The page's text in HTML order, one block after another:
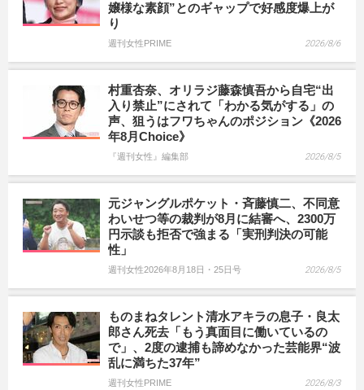
嬢様な素顔”とのギャップで好感度爆上が
り
週刊女性PRIME 2026/8/6
村重杏奈、オリラジ藤森慎吾から自宅“出
入り禁止”にされて「わかる気がする」の
声、狙うはフワちゃんのポジション《2026
年8月Choice》
『週刊女性』編集部 2026/8/5
元ジャングルポケット・斉藤慎二、不同意
わいせつ等の裁判が8月に結審へ、2300万
円示談も拒否で強まる「実刑判決の可能
性」
週刊女性2026年8月18日・25日号 2026/8/5
ものまねタレント清水アキラの息子・良太
郎さん死去「もう真面目に働いているの
で」、2度の逮捕も諦めなかった芸能界“波
乱に満ちた37年”
週刊女性PRIME 2026/8/3